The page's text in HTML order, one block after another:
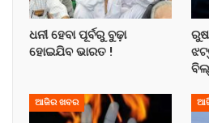
ଧନୀ ହେବା ପୂର୍ବରୁ ବୁଢ଼ା
ହୋଇଯିବ ଭାରତ !
ବିଲ୍
ଆଜିର ଖବର